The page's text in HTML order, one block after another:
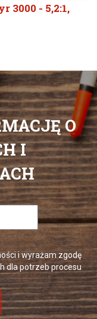
3000 - 5,2:1,
O
I
i wyrażam zgodę
dla potrzeb procesu